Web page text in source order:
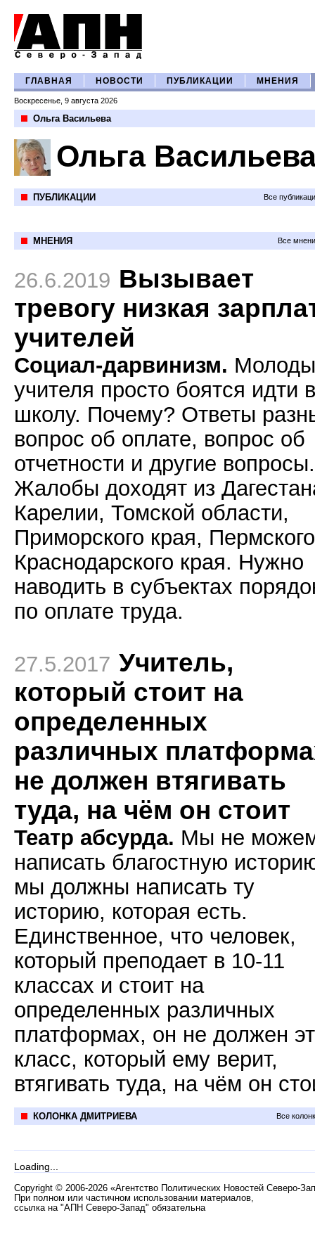
ГЛАВНАЯ НОВОСТИ ПУБЛИКАЦИИ МНЕНИЯ
Воскресенье, 9 августа 2026
Ольга Васильева
Ольга
ПУБЛИКАЦИИ Все
МНЕНИЯ Все
26.6.2019 Вызывает
тревогу низкая
учителей
Социал-дарвинизм.
учителя просто боятся идти в
школу. Почему? Ответы
вопрос об оплате, вопрос об
отчетности и другие вопросы.
Жалобы доходят из
Карелии, Томской области,
Приморского края,
Краснодарского края. Нужно
наводить в субъектах
по оплате труда.
27.5.2017 Учитель,
который стоит на
определенных
различных
не должен втягивать
туда, на чём он стоит
Театр абсурда. Мы не
написать благостную
мы должны написать ту
историю, которая есть.
Единственное, что человек,
который преподает в 10-11
классах и стоит на
определенных различных
платформах, он не должен
класс, который ему верит,
втягивать туда, на чём он
КОЛОНКА ДМИТРИЕВА Все
Loading...
Copyright © 2006-2026 «Агентство Политических Новостей Северо-
При полном или частичном использовании материалов,
ссылка на "АПН Северо-Запад" обязательна